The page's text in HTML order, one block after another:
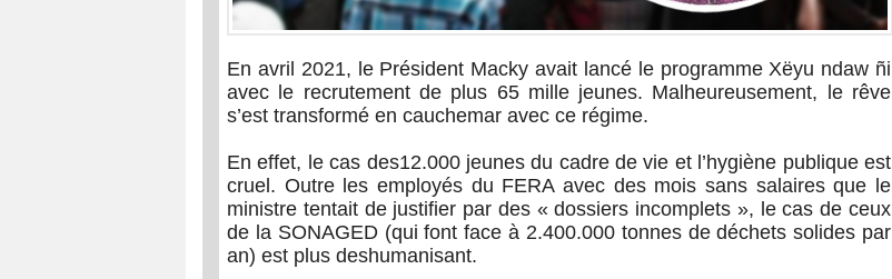
En avril 2021, le Président Macky avait lancé le programme Xëyu ndaw ñi
avec le recrutement de plus 65 mille jeunes. Malheureusement, le rêve
s’est transformé en cauchemar avec ce régime.
En effet, le cas des12.000 jeunes du cadre de vie et l’hygiène publique est
cruel. Outre les employés du FERA avec des mois sans salaires que le
ministre tentait de justifier par des « dossiers incomplets », le cas de ceux
de la SONAGED (qui font face à 2.400.000 tonnes de déchets solides par
an) est plus deshumanisant.